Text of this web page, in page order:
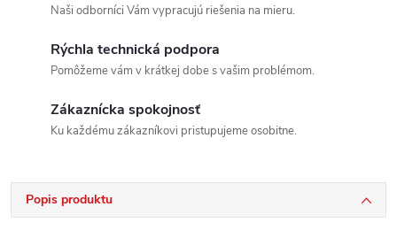
Naši odborníci Vám vypracujú riešenia na mieru.
Rýchla technická podpora
Pomôžeme vám v krátkej dobe s vašim problémom.
Zákaznícka spokojnosť
Ku každému zákazníkovi pristupujeme osobitne.
Popis produktu